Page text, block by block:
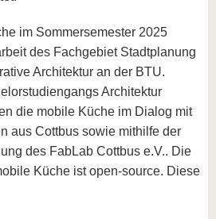
im Sommersemester 2025
des Fachgebiet Stadtplanung
Architektur an der BTU.
Architektur
die mobile Küche im Dialog mit
aus Cottbus sowie mithilfe der
des FabLab Cottbus e.V.. Die
Küche ist open-source. Diese